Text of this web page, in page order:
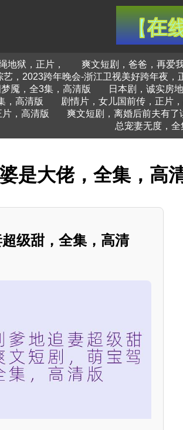
地狱，正片， 爽文短剧，爸爸，再爱
艺，2023跨年晚会-浙江卫视美好跨年夜，
魇，全3集，高清版 日本剧，诚实房
，高清版 剧情片，女儿国前传，正片
，高清版 爽文短剧，离婚后前夫有了
总宠妻无度，全
是大佬，全集，高
级甜，全集，高清